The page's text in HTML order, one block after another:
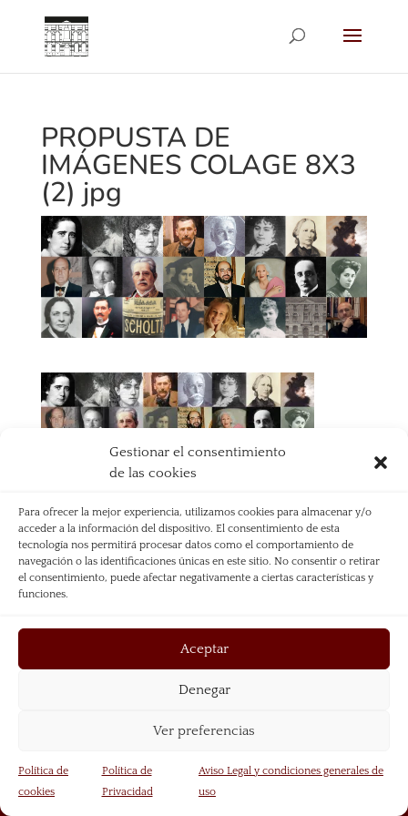
Gestionar el consentimiento
de las cookies
Para ofrecer la mejor experiencia, utilizamos cookies para almacenar y/o
acceder a la información del dispositivo. El consentimiento de esta
tecnología nos permitirá procesar datos como el comportamiento de
navegación o las identificaciones únicas en este sitio. No consentir o retirar
el consentimiento, puede afectar negativamente a ciertas características y
funciones.
Aceptar
Denegar
Ver preferencias
Política de
cookies
Política de
Privacidad
Aviso Legal y condiciones generales de
uso
PROPUSTA DE
IMÁGENES COLAGE 8X3
(2) jpg
Aviso Legal
Política de Privacidad
Política de Cookies
Diseñosaurio